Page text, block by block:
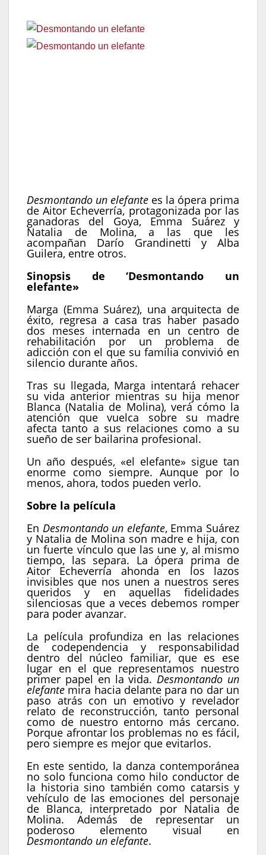
Desmontando un elefante es la ópera prima
de Aitor Echeverría, protagonizada por las
ganadoras del Goya, Emma Suárez y
Natalia de Molina, a las que les
acompañan Darío Grandinetti y Alba
Guilera, entre otros.
Sinopsis de ‘Desmontando un
elefante»
Marga (Emma Suárez), una arquitecta de
éxito, regresa a casa tras haber pasado
dos meses internada en un centro de
rehabilitación por un problema de
adicción con el que su familia convivió en
silencio durante años.
Tras su llegada, Marga intentará rehacer
su vida anterior mientras su hija menor
Blanca (Natalia de Molina), verá cómo la
atención que vuelca sobre su madre
afecta tanto a sus relaciones como a su
sueño de ser bailarina profesional.
Un año después, «el elefante» sigue tan
enorme como siempre. Aunque por lo
menos, ahora, todos pueden verlo.
Sobre la película
En Desmontando un elefante, Emma Suárez
y Natalia de Molina son madre e hija, con
un fuerte vínculo que las une y, al mismo
tiempo, las separa. La ópera prima de
Aitor Echeverría ahonda en los lazos
invisibles que nos unen a nuestros seres
queridos y en aquellas fidelidades
silenciosas que a veces debemos romper
para poder avanzar.
La película profundiza en las relaciones
de codependencia y responsabilidad
dentro del núcleo familiar, que es ese
lugar en el que representamos nuestro
primer papel en la vida. Desmontando un
elefantemira hacia delante para no dar un
paso atrás con un emotivo y revelador
relato de reconstrucción, tanto personal
como de nuestro entorno más cercano.
Porque afrontar los problemas no es fácil,
pero siempre es mejor que evitarlos.
En este sentido, la danza contemporánea
no solo funciona como hilo conductor de
la historia sino también como catarsis y
vehículo de las emociones del personaje
de Blanca, interpretado por Natalia de
Molina. Además de representar un
poderoso elemento visual en
Desmontando un elefante.